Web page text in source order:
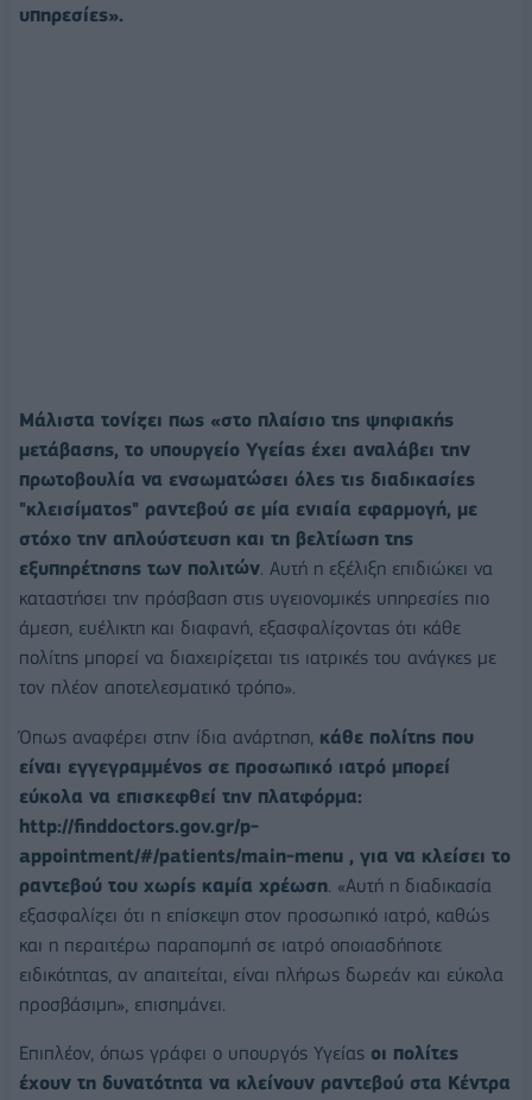
υπηρεσίες».
Μάλιστα τονίζει πως «στο πλαίσιο της ψηφιακής
μετάβασης, το υπουργείο Υγείας έχει αναλάβει την
πρωτοβουλία να ενσωματώσει όλες τις διαδικασίες
"κλεισίματος" ραντεβού σε μία ενιαία εφαρμογή, με
στόχο την απλούστευση και τη βελτίωση της
εξυπηρέτησης των πολιτών. Αυτή η εξέλιξη επιδιώκει να
καταστήσει την πρόσβαση στις υγειονομικές υπηρεσίες πιο
άμεση, ευέλικτη και διαφανή, εξασφαλίζοντας ότι κάθε
πολίτης μπορεί να διαχειρίζεται τις ιατρικές του ανάγκες με
τον πλέον αποτελεσματικό τρόπο».
Όπως αναφέρει στην ίδια ανάρτηση, κάθε πολίτης που
είναι εγγεγραμμένος σε προσωπικό ιατρό μπορεί
εύκολα να επισκεφθεί την πλατφόρμα:
http://finddoctors.gov.gr/p-
appointment/#/patients/main-menu , για να κλείσει το
ραντεβού του χωρίς καμία χρέωση. «Αυτή η διαδικασία
εξασφαλίζει ότι η επίσκεψη στον προσωπικό ιατρό, καθώς
και η περαιτέρω παραπομπή σε ιατρό οποιασδήποτε
ειδικότητας, αν απαιτείται, είναι πλήρως δωρεάν και εύκολα
προσβάσιμη», επισημάνει.
Επιπλέον, όπως γράφει ο υπουργός Υγείας οι πολίτες
έχουν τη δυνατότητα να κλείνουν ραντεβού στα Κέντρα